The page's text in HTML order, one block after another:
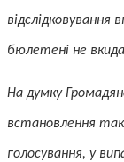
бюлетені не
На думку
встановлення
голосування, у